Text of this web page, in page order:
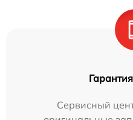
Сервисный